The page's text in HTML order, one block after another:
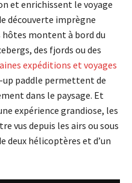
et enrichissent le voyage
découverte imprègne
hôtes montent à bord du
des fjords ou des
expéditions et voyages
up paddle permettent de
dans le paysage. Et
expérience grandiose, les
vus depuis les airs ou sous
deux hélicoptères et d’un